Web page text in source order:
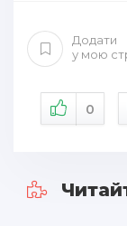
Додати
у мою
0